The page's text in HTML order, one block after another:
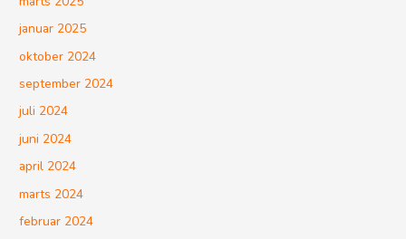
januar 2025
oktober 2024
september 2024
juli 2024
juni 2024
april 2024
marts 2024
februar 2024